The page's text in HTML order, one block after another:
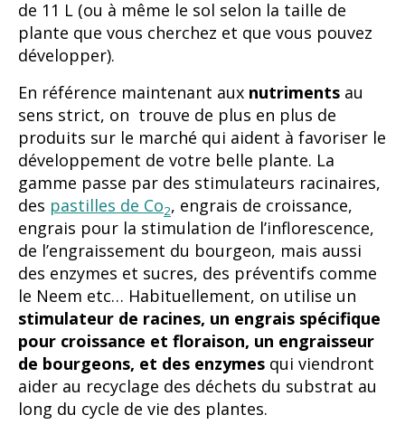
de 11 L (ou à même le sol selon la taille de
plante que vous cherchez et que vous pouvez
développer).
En référence maintenant aux nutriments au
sens strict, on trouve de plus en plus de
produits sur le marché qui aident à favoriser le
développement de votre belle plante. La
gamme passe par des stimulateurs racinaires,
des pastilles de Co2, engrais de croissance,
engrais pour la stimulation de l’inflorescence,
de l’engraissement du bourgeon, mais aussi
des enzymes et sucres, des préventifs comme
le Neem etc… Habituellement, on utilise un
stimulateur de racines, un engrais spécifique
pour croissance et floraison, un engraisseur
de bourgeons, et des enzymes qui viendront
aider au recyclage des déchets du substrat au
long du cycle de vie des plantes.